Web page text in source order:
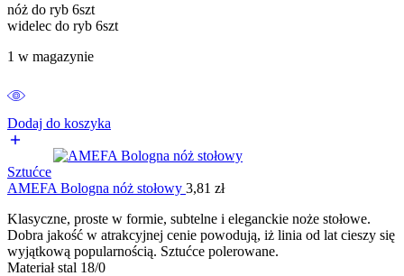
nóż do ryb 6szt
widelec do ryb 6szt
1 w magazynie
Dodaj do koszyka
Sztućce
AMEFA Bologna nóż stołowy 3,81 zł
Klasyczne, proste w formie, subtelne i eleganckie noże stołowe.
Dobra jakość w atrakcyjnej cenie powodują, iż linia od lat cieszy się
wyjątkową popularnością. Sztućce polerowane.
Materiał stal 18/0